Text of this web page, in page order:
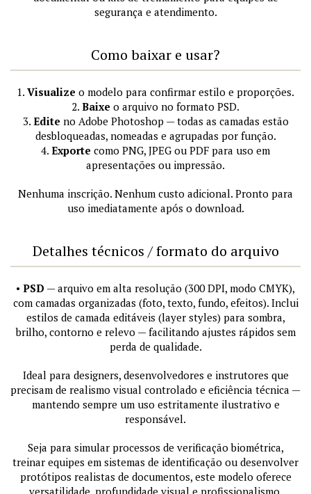
segurança e atendimento.
Como baixar e usar?
1. Visualize o modelo para confirmar estilo e proporções.
2. Baixe o arquivo no formato PSD.
3. Edite no Adobe Photoshop — todas as camadas estão
desbloqueadas, nomeadas e agrupadas por função.
4. Exporte como PNG, JPEG ou PDF para uso em
apresentações ou impressão.
Nenhuma inscrição. Nenhum custo adicional. Pronto para
uso imediatamente após o download.
Detalhes técnicos / formato do arquivo
• PSD — arquivo em alta resolução (300 DPI, modo CMYK),
com camadas organizadas (foto, texto, fundo, efeitos). Inclui
estilos de camada editáveis (layer styles) para sombra,
brilho, contorno e relevo — facilitando ajustes rápidos sem
perda de qualidade.
Ideal para designers, desenvolvedores e instrutores que
precisam de realismo visual controlado e eficiência técnica —
mantendo sempre um uso estritamente ilustrativo e
responsável.
Seja para simular processos de verificação biométrica,
treinar equipes em sistemas de identificação ou desenvolver
protótipos realistas de documentos, este modelo oferece
versatilidade, profundidade visual e profissionalismo.